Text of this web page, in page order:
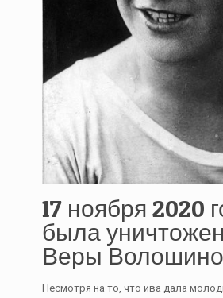
17 ноября 2020
была
Веры
Несмотря на то, что ива дала